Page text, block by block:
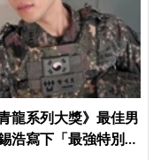
龍系列大獎》最佳男
浩寫下「最強特別出